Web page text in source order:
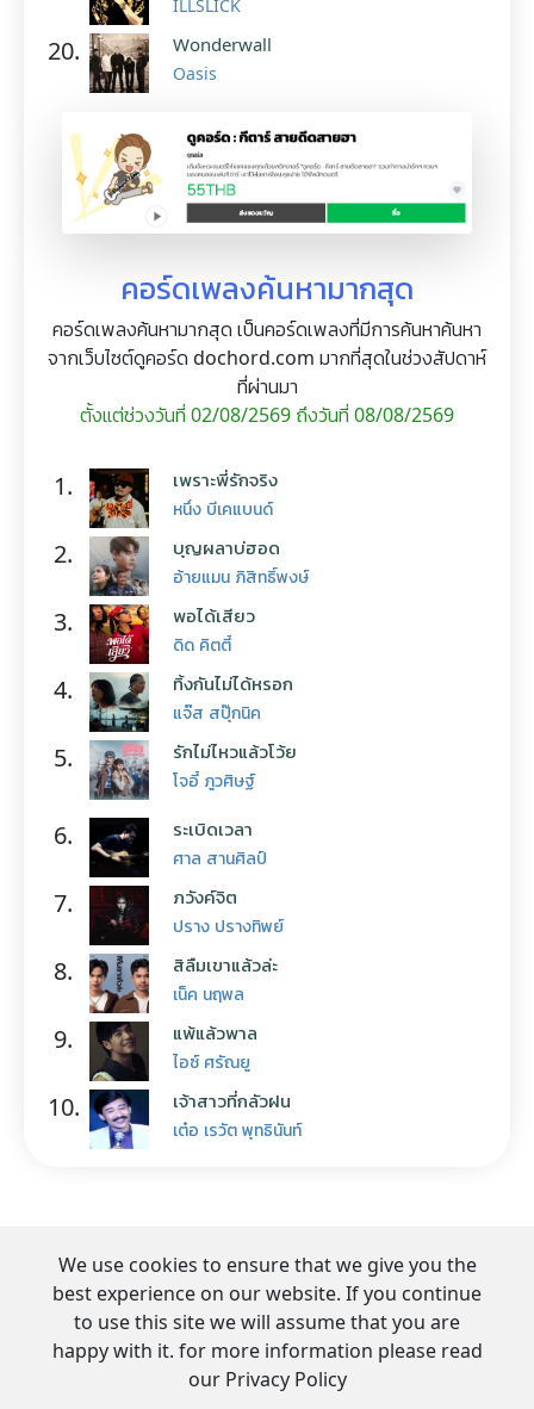
ILLSLICK
20. Wonderwall
Oasis
คอร์ดเพลงค้นหามากสุด
คอร์ดเพลงค้นหามากสุด เป็นคอร์ดเพลงที่มีการค้นหาค้นหา
จากเว็บไซต์ดูคอร์ด dochord.com มากที่สุดในช่วงสัปดาห์
ที่ผ่านมา
ตั้งแต่ช่วงวันที่ 02/08/2569 ถึงวันที่ 08/08/2569
1. เพราะพี่รักจริง
หนึ่ง บีเคแบนด์
2. บุญผลาบ่ฮอด
อ้ายแมน ภิสิทธิ์พงษ์
3. พอได้เสียว
ดิด คิตตี้
4. ทิ้งกันไม่ได้หรอก
แจ๊ส สปุ๊กนิค
5. รักไม่ไหวแล้วโว้ย
โจอี้ ภูวศิษฐ์
6. ระเบิดเวลา
ศาล สานศิลป์
7. ภวังค์จิต
ปราง ปรางทิพย์
8. สิลืมเขาแล้วล่ะ
เน็ค นฤพล
9. แพ้แล้วพาล
ไอซ์ ศรัณยู
10. เจ้าสาวที่กลัวฝน
เต๋อ เรวัต พุทธินันท์
We use cookies to ensure that we give you the
best experience on our website. If you continue
to use this site we will assume that you are
happy with it. for more information please read
our Privacy Policy